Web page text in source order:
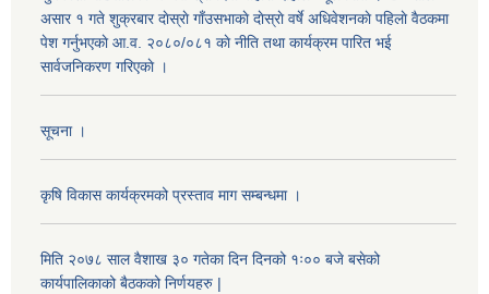
असार १ गते शुक्रबार दाेस्राे गाँउसभाकाे दाेस्राे वर्षे अधिवेशनकाे पहिलाे वैठकमा
पेश गर्नुभएकाे आ.व. २०८०/०८१ काे नीति तथा कार्यक्रम पारित भई
सार्वजनिकरण गरिएकाे ।
सूचना ।
कृषि विकास कार्यक्रमको प्रस्ताव माग सम्बन्धमा ।
मिति २०७८ साल वैशाख ३० गतेका दिन दिनको १ः०० बजे बसेको
कार्यपालिकाको बैठकको निर्णयहरु |